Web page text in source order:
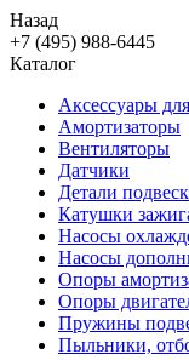
Назад
+7 (495) 988-6445
Каталог
Аксессуары
Амортизаторы
Вентиляторы
Датчики
Детали
Катушки
Насосы
Насосы
Опоры
Опоры
Пружины
Пыльники,